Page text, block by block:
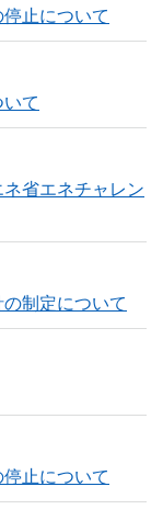
止について
て
ネ省エネチャレン
制定について
止について